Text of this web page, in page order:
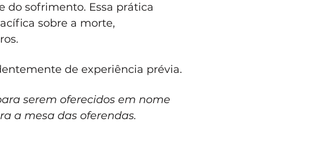
sofrimento. Essa prática
sobre a morte,
de experiência prévia.
serem oferecidos em nome
a mesa das oferendas.